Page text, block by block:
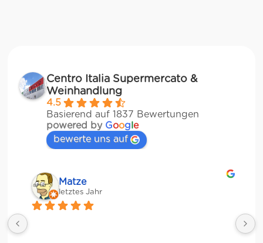
Centro Italia Supermercato &
Weinhandlung
4.5
Basierend auf 1837 Bewertungen
powered by Google
bewerte uns auf
Matze
letztes Jahr